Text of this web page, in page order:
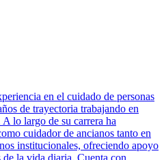
en el cuidado de personas
de trayectoria trabajando en
lo largo de su carrera ha
cuidador de ancianos tanto en
institucionales, ofreciendo apoyo